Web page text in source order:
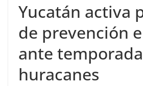
Yucatán activa
de prevención
ante
huracanes